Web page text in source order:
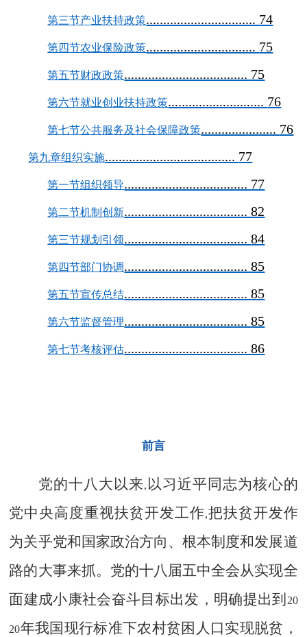
第三节产业扶持政策................................ 74
第四节农业保险政策................................ 75
第五节财政政策.................................... 75
第六节就业创业扶持政策............................ 76
第七节公共服务及社会保障政策...................... 76
第九章组织实施...................................... 77
第一节组织领导.................................... 77
第二节机制创新....................................82
第三节规划引领....................................84
第四节部门协调....................................85
第五节宣传总结....................................85
第六节监督管理....................................85
第七节考核评估....................................86
前言
党的十八大以来, 以习近平同志为核心的
党中央高度重视扶贫开发工作,把扶贫开发作
为关乎党和国家政治方向、根本制度和发展道
路的大事来抓。党的十八届五中全会从实现全
面建成小康社会奋斗目标出发，明确提出到 20
20年我国现行标准下农村贫困人口实现脱贫，